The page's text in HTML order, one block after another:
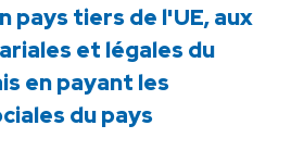
pays tiers de l'UE, aux
et légales du
en payant les
du pays